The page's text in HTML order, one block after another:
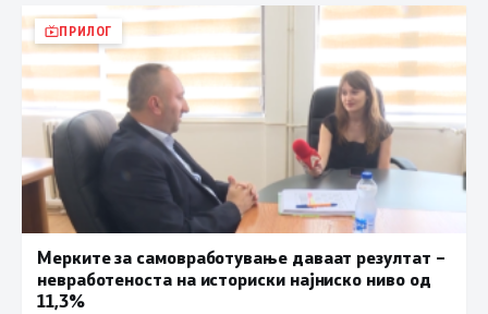
ПРИЛОГ
Мерките за самовработување даваат резултат –
невработеноста на историски најниско ниво од
11,3%